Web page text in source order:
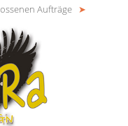
Aufträge ➤